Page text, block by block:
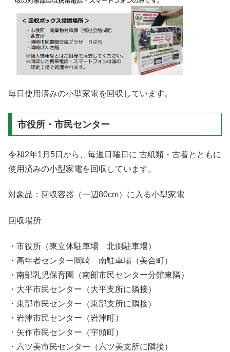
毎日使用済みの小型家電を回収しています。
市役所・市民センター
令和2年1月5日から、毎週日曜日に 古紙類・古着とともに
使用済みの小型家電を回収しています。
対象品：回収容器（一辺80cm）に入る小型家電
回収場所
・市役所（東立体駐車場 北側駐車場）
・高年者センター岡崎 南駐車場（美合町）
・南部乳児保育園（南部市民センター分館東隣）
・大平市民センター（大平支所に隣接）
・東部市民センター（東部支所に隣接）
・岩津市民センター（岩津町）
・矢作市民センター（宇頭町）
・六ツ美市民センター（六ツ美支所に隣接）